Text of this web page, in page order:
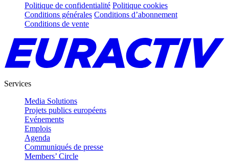
Politique de confidentialité Politique cookies
Conditions générales Conditions d’abonnement
Conditions de vente
Services
Media Solutions
Projets publics européens
Evénements
Emplois
Agenda
Communiqués de presse
Members’ Circle